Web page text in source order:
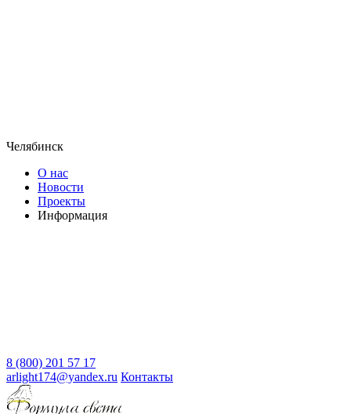
Челябинск
О нас
Новости
Проекты
Информация
8 (800) 201 57 17
arlight174@yandex.ru Контакты